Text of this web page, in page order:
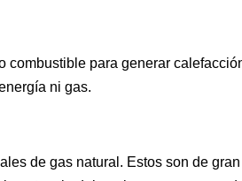
para generar
ni gas.
de gas natural. Estos son de